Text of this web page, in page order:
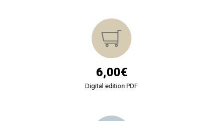
6,00€
Digital edition PDF